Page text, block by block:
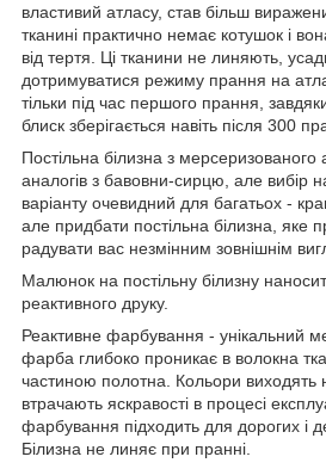
властивий атласу, став більш
тканині практично немає котушок і
від тертя. Ці тканини не линяють,
дотримуватися режиму прання на
тільки під час першого прання,
блиск зберігається навіть після 300
Постільна білизна з
аналогів з бавовни-сирцю, але вибір
варіанту очевидний для багатьох -
але придбати постільна білизна, яке
радувати вас незмінним зовнішнім
Малюнок на постільну білизну
реактивного друку.
Реактивне фарбування - унікальний
фарба глибоко проникає в волокна
частиною полотна. Кольори виходять
втрачають яскравості в процесі
фарбування підходить для дорогих і
Білизна не линяє при пранні.